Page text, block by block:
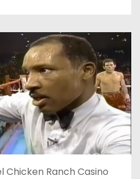
Chicken Ranch Casino